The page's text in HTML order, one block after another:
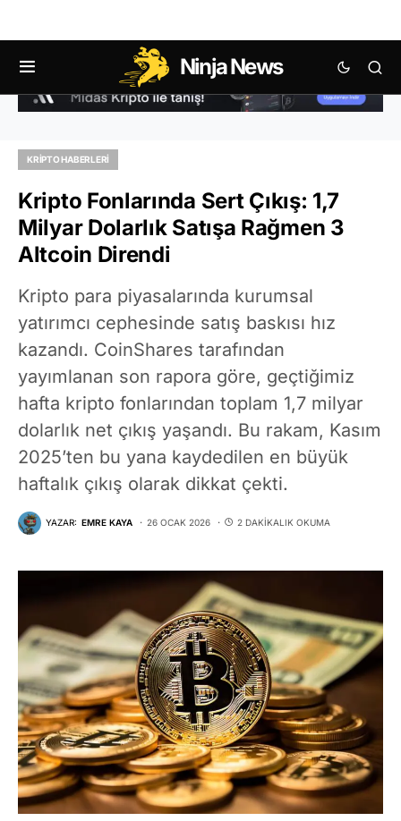
Ninja News
KRIPTO HABERLERI
Kripto Fonlarında Sert Çıkış: 1,7
Milyar Dolarlık Satışa Rağmen 3
Altcoin Direndi
Kripto para piyasalarında kurumsal
yatırımcı cephesinde satış baskısı hız
kazandı. CoinShares tarafından
yayımlanan son rapora göre, geçtiğimiz
hafta kripto fonlarından toplam 1,7 milyar
dolarlık net çıkış yaşandı. Bu rakam, Kasım
2025’ten bu yana kaydedilen en büyük
haftalık çıkış olarak dikkat çekti.
YAZAR: EMRE KAYA 26 OCAK 2026 2 DAKIKALIK OKUMA